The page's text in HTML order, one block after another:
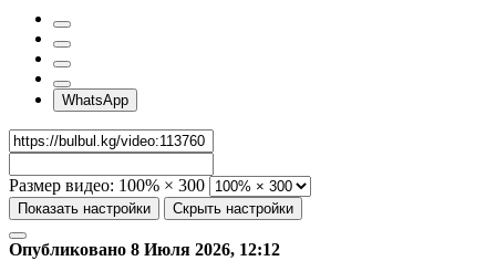
WhatsApp
Размер видео: 100% × 300
Показать настройки Скрыть настройки
Опубликовано 8 Июля 2026, 12:12